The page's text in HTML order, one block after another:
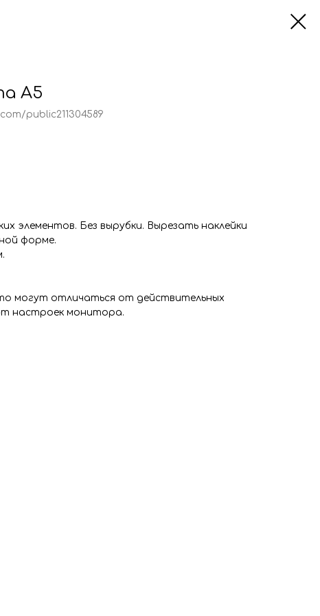
А5
public211304589
элементов. Без вырубки. Вырезать наклейки
форме.
могут отличаться от действительных
настроек монитора.